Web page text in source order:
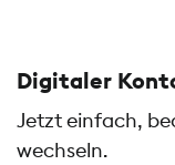
Digitaler
Jetzt einfach,
wechseln.